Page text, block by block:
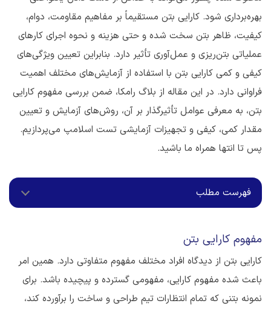
بهره‌برداری شود. کارایی بتن مستقیماً بر مفاهیم مقاومت، دوام،
کیفیت، ظاهر بتن سخت شده و حتی هزینه و نحوه اجرای کارهای
عملیاتی بتن‌ریزی و عمل‌آوری تأثیر دارد. بنابراین تعیین ویژگی‌های
کیفی و کمی کارایی بتن با استفاده از آزمایش‌های مختلف اهمیت
فراوانی دارد. در این مقاله از بلاگ رامکا، ضمن بررسی مفهوم کارایی
بتن، به معرفی عوامل تأثیرگذار بر آن، روش‌های آزمایش و تعیین
مقدار کمی، کیفی و تجهیزات آزمایشی تست اسلامپ می‌پردازیم.
پس تا انتها همراه ما باشید.
فهرست مطلب
مفهوم کارایی بتن
کارایی بتن از دیدگاه افراد مختلف مفهوم متفاوتی دارد. همین امر
باعث شده مفهوم کارایی، مفهومی گسترده و پیچیده باشد. برای
نمونه بتنی که تمام انتظارات تیم طراحی و ساخت را برآورده کند،